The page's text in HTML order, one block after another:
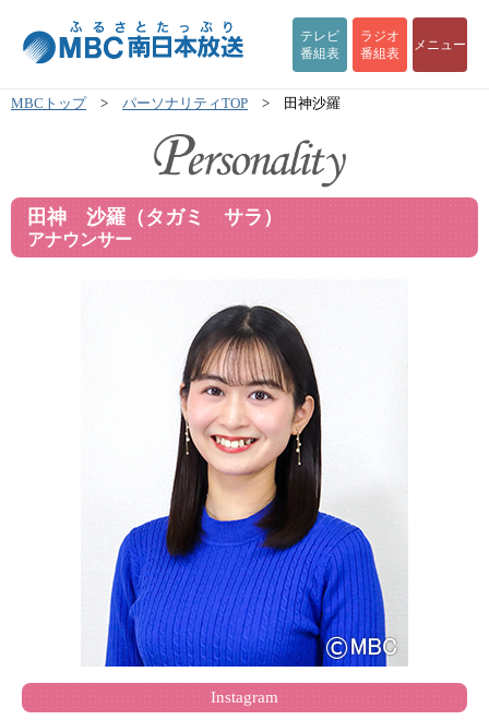
テレビ
番組表
ラジオ
番組表
メニュー
MBCトップ > パーソナリティTOP > 田神沙羅
田神 沙羅（タガミ サラ）
アナウンサー
Instagram